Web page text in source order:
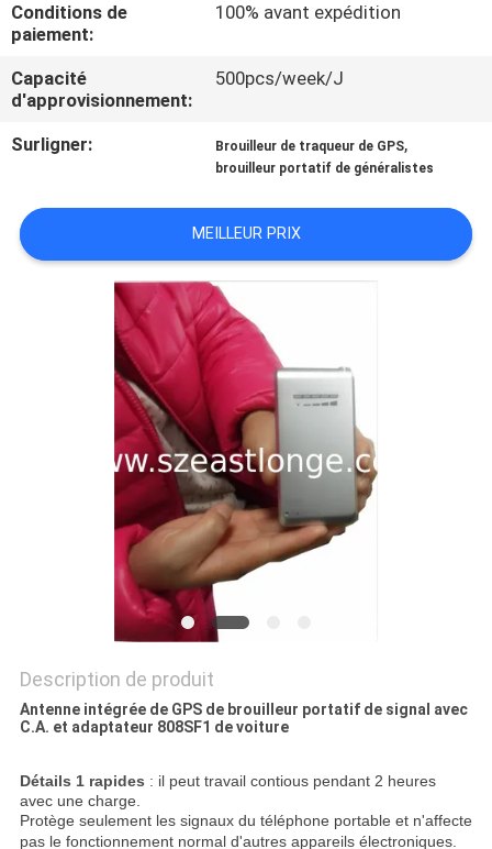
CONTRÔLE
DE
QUALITÉ
CONTACTEZ-
NOUS
NOUVELLES
DEMANDER
UN DEVIS
PRIVACY
POLICY
Conditions de
paiement:
100% avant expédition
Capacité
d'approvisionnement:
500pcs/week/J
Surligner: Brouilleur de traqueur de GPS,
brouilleur portatif de généralistes
MEILLEUR PRIX
Description de produit
Antenne intégrée de GPS de brouilleur portatif de signal avec
C.A. et adaptateur 808SF1 de voiture
Détails 1 rapides : il peut travail contious pendant 2 heures
avec une charge.
Protège seulement les signaux du téléphone portable et n'affecte
pas le fonctionnement normal d'autres appareils électroniques.